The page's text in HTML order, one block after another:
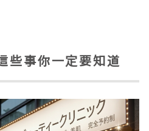
些事你一定要知道